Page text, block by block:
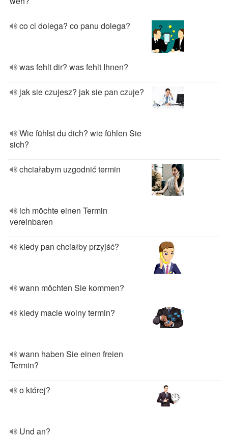
co ci dolega? co panu dolega?
was fehlt dir? was fehlt Ihnen?
jak sie czujesz? jak sie pan czuje?
Wie fühlst du dich? wie fühlen Sie
sich?
chciałabym uzgodnić termin
ich möchte einen Termin
vereinbaren
kiedy pan chciałby przyjść?
wann möchten Sie kommen?
kiedy macie wolny termin?
wann haben Sie einen freien
Termin?
o której?
Und an?